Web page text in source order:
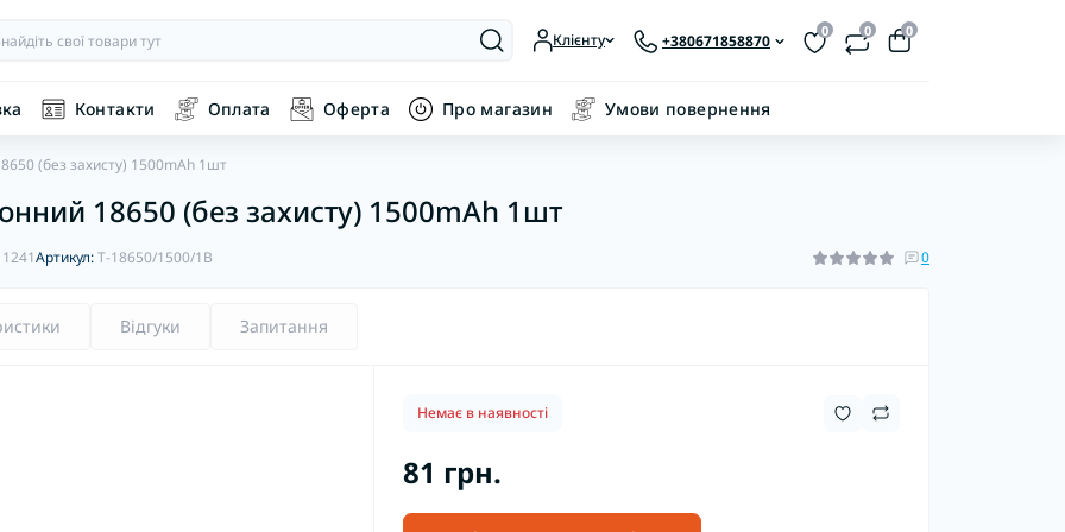
Клієнту +380671858870
0 0 0
Контакти Оплата Оферта Про магазин Умови повернення
(без захисту) 1500mAh 1шт
18650 (без захисту) 1500mAh 1шт
1241Артикул:T-18650/1500/1B 0
Відгуки Запитання
Немає в наявності
81 грн.